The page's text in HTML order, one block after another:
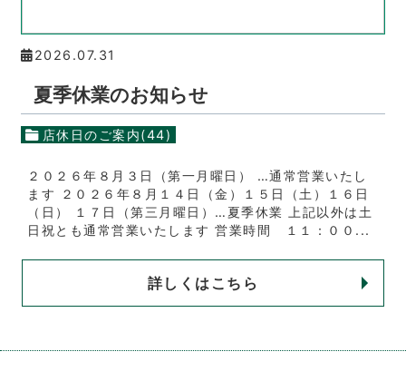
2026.07.31
夏季休業のお知らせ
店休日のご案内(44)
２０２６年８月３日（第一月曜日） …通常営業いたし
ます ２０２６年８月１４日（金）１５日（土）１６日
（日） １７日（第三月曜日）…夏季休業 上記以外は土
日祝とも通常営業いたします 営業時間 １１：００...
詳しくはこちら